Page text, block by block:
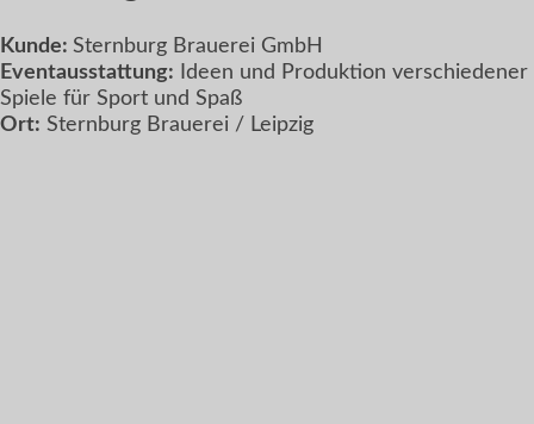
Kunde: Sternburg Brauerei GmbH
Eventausstattung: Ideen und Produktion verschiedener
Spiele für Sport und Spaß
Ort: Sternburg Brauerei / Leipzig